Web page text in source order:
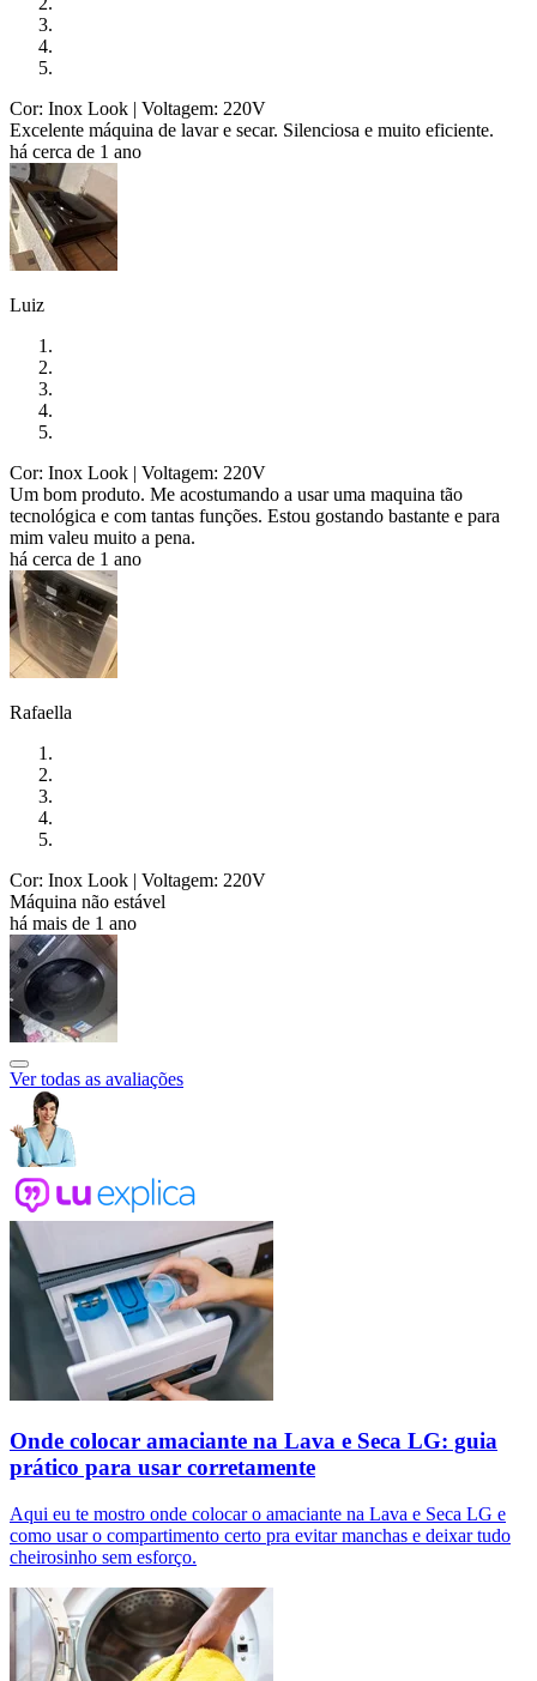
Cor: Inox Look | Voltagem: 220V
Excelente máquina de lavar e secar. Silenciosa e muito eficiente.
há cerca de 1 ano
Luiz
Cor: Inox Look | Voltagem: 220V
Um bom produto. Me acostumando a usar uma maquina tão
tecnológica e com tantas funções. Estou gostando bastante e para
mim valeu muito a pena.
há cerca de 1 ano
Rafaella
Cor: Inox Look | Voltagem: 220V
Máquina não estável
há mais de 1 ano
Ver todas as avaliações
Onde colocar amaciante na Lava e Seca LG: guia
prático para usar corretamente
Aqui eu te mostro onde colocar o amaciante na Lava e Seca LG e
como usar o compartimento certo pra evitar manchas e deixar tudo
cheirosinho sem esforço.